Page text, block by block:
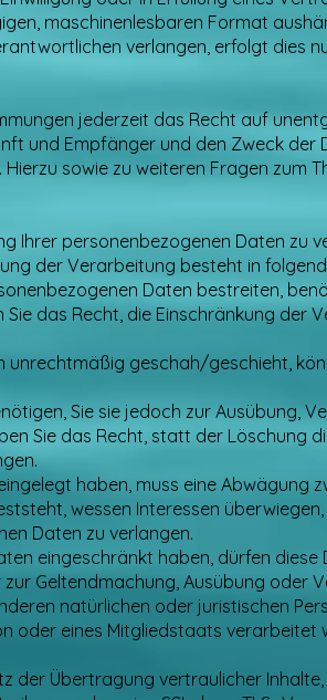
maschinenlesbaren Format
verlangen, erfolgt dies
jederzeit das Recht auf
und Empfänger und den Zweck der
sowie zu weiteren Fragen zum
Ihrer personenbezogenen Daten zu
der Verarbeitung besteht in
Daten bestreiten,
das Recht, die Einschränkung der
geschah/geschieht,
Sie sie jedoch zur Ausübung,
Sie das Recht, statt der Löschung
haben, muss eine Abwägung
wessen Interessen
Daten zu verlangen.
eingeschränkt haben, dürfen diese
Geltendmachung, Ausübung oder
natürlichen oder juristischen
oder eines Mitgliedstaats verarbeitet
der Übertragung vertraulicher Inhalte,